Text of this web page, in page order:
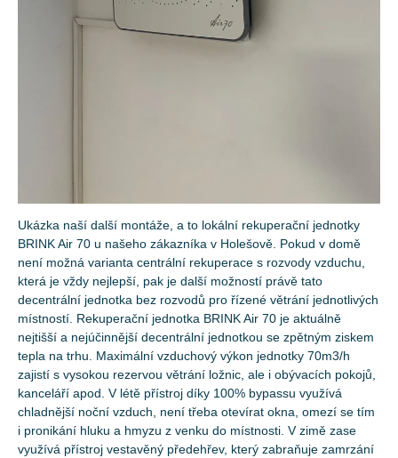
Ukázka naší další montáže, a to lokální rekuperační jednotky
BRINK Air 70 u našeho zákazníka v Holešově. Pokud v domě
není možná varianta centrální rekuperace s rozvody vzduchu,
která je vždy nejlepší, pak je další možností právě tato
decentrální jednotka bez rozvodů pro řízené větrání jednotlivých
místností. Rekuperační jednotka BRINK Air 70 je aktuálně
nejtišší a nejúčinnější decentrální jednotkou se zpětným ziskem
tepla na trhu. Maximální vzduchový výkon jednotky 70m3/h
zajistí s vysokou rezervou větrání ložnic, ale i obývacích pokojů,
kanceláří apod. V létě přístroj díky 100% bypassu využívá
chladnější noční vzduch, není třeba otevírat okna, omezí se tím
i pronikání hluku a hmyzu z venku do místnosti. V zimě zase
využívá přístroj vestavěný předehřev, který zabraňuje zamrzání